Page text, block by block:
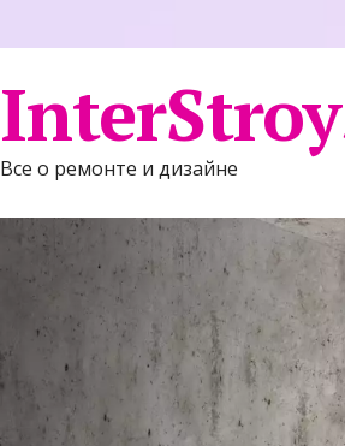
Все о ремонте и дизайне